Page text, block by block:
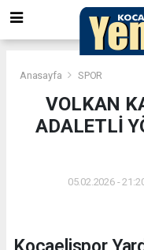
Anasayfa SPOR
VOLKAN
ADALETLİ
05.02.2026 -